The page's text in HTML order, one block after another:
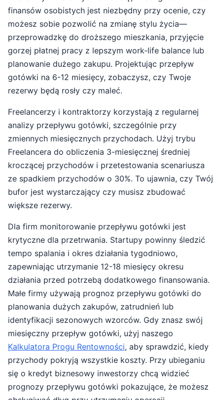
finansów osobistych jest niezbędny przy ocenie, czy
możesz sobie pozwolić na zmianę stylu życia—
przeprowadzkę do droższego mieszkania, przyjęcie
gorzej płatnej pracy z lepszym work-life balance lub
planowanie dużego zakupu. Projektując przepływ
gotówki na 6-12 miesięcy, zobaczysz, czy Twoje
rezerwy będą rosły czy maleć.
Freelancerzy i kontraktorzy korzystają z regularnej
analizy przepływu gotówki, szczególnie przy
zmiennych miesięcznych przychodach. Użyj trybu
Freelancera do obliczenia 3-miesięcznej średniej
kroczącej przychodów i przetestowania scenariusza
ze spadkiem przychodów o 30%. To ujawnia, czy Twój
bufor jest wystarczający czy musisz zbudować
większe rezerwy.
Dla firm monitorowanie przepływu gotówki jest
krytyczne dla przetrwania. Startupy powinny śledzić
tempo spalania i okres działania tygodniowo,
zapewniając utrzymanie 12-18 miesięcy okresu
działania przed potrzebą dodatkowego finansowania.
Małe firmy używają prognoz przepływu gotówki do
planowania dużych zakupów, zatrudnień lub
identyfikacji sezonowych wzorców. Gdy znasz swój
miesięczny przepływ gotówki, użyj naszego
Kalkulatora Progu Rentowności, aby sprawdzić, kiedy
przychody pokryją wszystkie koszty. Przy ubieganiu
się o kredyt biznesowy inwestorzy chcą widzieć
prognozy przepływu gotówki pokazujące, że możesz